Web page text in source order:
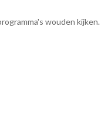
wouden kijken.